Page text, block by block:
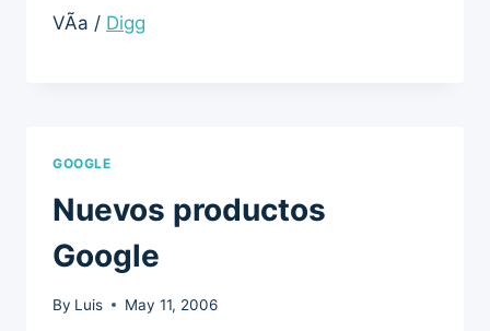
VÃ­a / Digg
GOOGLE
Nuevos productos
Google
By Luis May 11, 2006